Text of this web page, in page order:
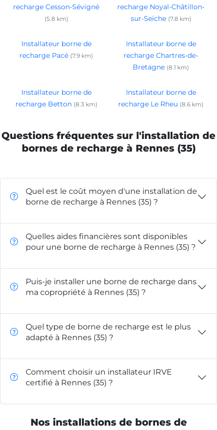
recharge Cesson-Sévigné
(5.8 km)
recharge Noyal-Châtillon-
sur-Seiche (7.8 km)
Installateur borne de
recharge Pacé (7.9 km)
Installateur borne de
recharge Chartres-de-
Bretagne (8.1 km)
Installateur borne de
recharge Betton (8.3 km)
Installateur borne de
recharge Le Rheu (8.6 km)
Questions fréquentes sur l'installation de
bornes de recharge à Rennes (35)
Quel est le coût moyen d'une installation de
borne de recharge à Rennes (35) ?
Quelles aides financières sont disponibles
pour une borne de recharge à Rennes (35) ?
Puis-je installer une borne de recharge dans
ma copropriété à Rennes (35) ?
Quel type de borne de recharge est le plus
adapté à Rennes (35) ?
Comment choisir un installateur IRVE
certifié à Rennes (35) ?
Nos installations de bornes de